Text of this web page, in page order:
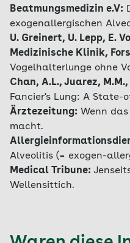
Beatmungsmedizin e.V:
exogenallergischen
U. Greinert, U. Lepp, E.
Medizinische Klinik,
Vogelhalterlunge ohne
Chan, A.L., Juarez,
Fancier's Lung: A State-
Ärztezeitung: Wenn
macht.
Alveolitis (= exogen-
Medical Tribune:
Wellensittich.